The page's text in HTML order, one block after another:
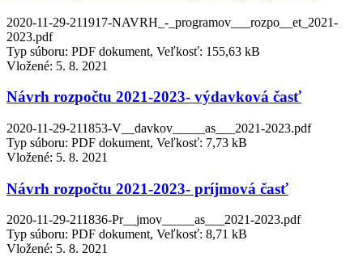
2020-11-29-211917-NAVRH_-_programov___rozpo__et_2021-
2023.pdf
Typ súboru: PDF dokument, Veľkosť: 155,63 kB
Vložené: 5. 8. 2021
Návrh rozpočtu 2021-2023- výdavková časť
2020-11-29-211853-V__davkov_____as___2021-2023.pdf
Typ súboru: PDF dokument, Veľkosť: 7,73 kB
Vložené: 5. 8. 2021
Návrh rozpočtu 2021-2023- príjmová časť
2020-11-29-211836-Pr__jmov_____as___2021-2023.pdf
Typ súboru: PDF dokument, Veľkosť: 8,71 kB
Vložené: 5. 8. 2021